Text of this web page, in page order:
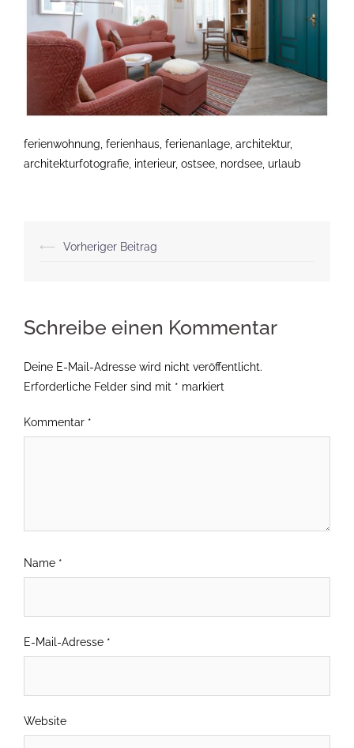
ferienwohnung, ferienhaus, ferienanlage, architektur,
architekturfotografie, interieur, ostsee, nordsee, urlaub
Beitragsnavigation
⟵ Vorheriger Beitrag
Schreibe einen Kommentar
Deine E-Mail-Adresse wird nicht veröffentlicht.
Erforderliche Felder sind mit * markiert
Kommentar *
Name *
E-Mail-Adresse *
Website